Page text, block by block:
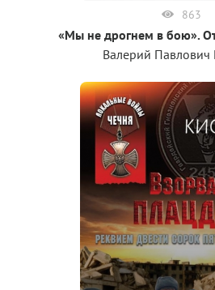
863
«Мы не дрогнем в бою».
Валерий Павлович